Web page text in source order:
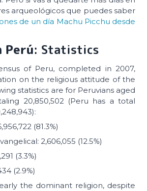
arqueológicos que puedes saber
de un día Machu Picchu desde
Perú: Statistics
of Peru, completed in 2007,
on the religious attitude of the
statistics are for Peruvians aged
20,850,502 (Peru has a total
(81.3%)
2,606,055 (12.5%)
(3.3%)
(2.9%)
the dominant religion, despite